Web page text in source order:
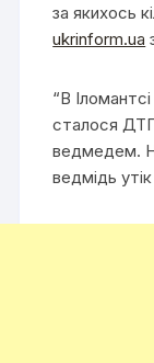
за якихось
ukrinform.ua
“В Іломантсі
сталося
ведмедем.
ведмідь